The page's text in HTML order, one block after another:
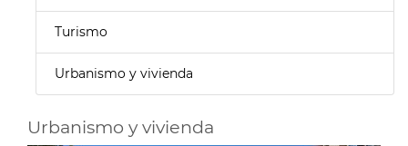
Turismo
Urbanismo y vivienda
Urbanismo y vivienda